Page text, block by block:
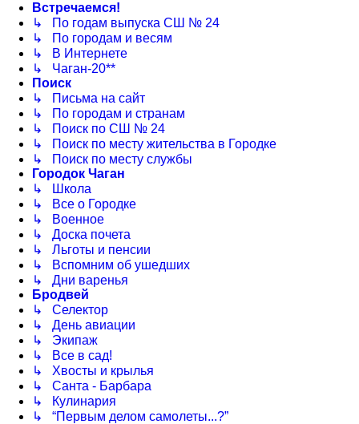
Встречаемся!
↳ По годам выпуска СШ № 24
↳ По городам и весям
↳ В Интернете
↳ Чаган-20**
Поиск
↳ Письма на сайт
↳ По городам и странам
↳ Поиск по СШ № 24
↳ Поиск по месту жительства в Городке
↳ Поиск по месту службы
Городок Чаган
↳ Школа
↳ Все о Городке
↳ Военное
↳ Доска почета
↳ Льготы и пенсии
↳ Вспомним об ушедших
↳ Дни варенья
Бродвей
↳ Селектор
↳ День авиации
↳ Экипаж
↳ Все в сад!
↳ Хвосты и крылья
↳ Санта - Барбара
↳ Кулинария
↳ “Первым делом самолеты...?”